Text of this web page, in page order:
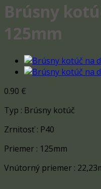
Brúsny
125mm
0.90 €
Typ : Brúsny kotúč
Zrnitosť : P40
Priemer : 125mm
Vnútorný priemer :